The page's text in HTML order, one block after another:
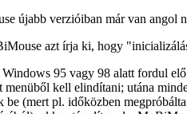
újabb verzióiban már van angol
azt írja ki, hogy
95 vagy 98 alatt fordul
menüből kell elindítani; utána
be (mert pl. időközben